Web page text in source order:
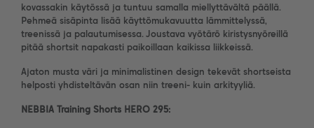
kovassakin käytössä ja tuntuu samalla miellyttävältä päällä.
Pehmeä sisäpinta lisää käyttömukavuutta lämmittelyssä,
treenissä ja palautumisessa. Joustava vyötärö kiristysnyöreillä
pitää shortsit napakasti paikoillaan kaikissa liikkeissä.
Ajaton musta väri ja minimalistinen design tekevät shortseista
helposti yhdisteltävän osan niin treeni- kuin arkityyliä.
NEBBIA Training Shorts HERO 295: